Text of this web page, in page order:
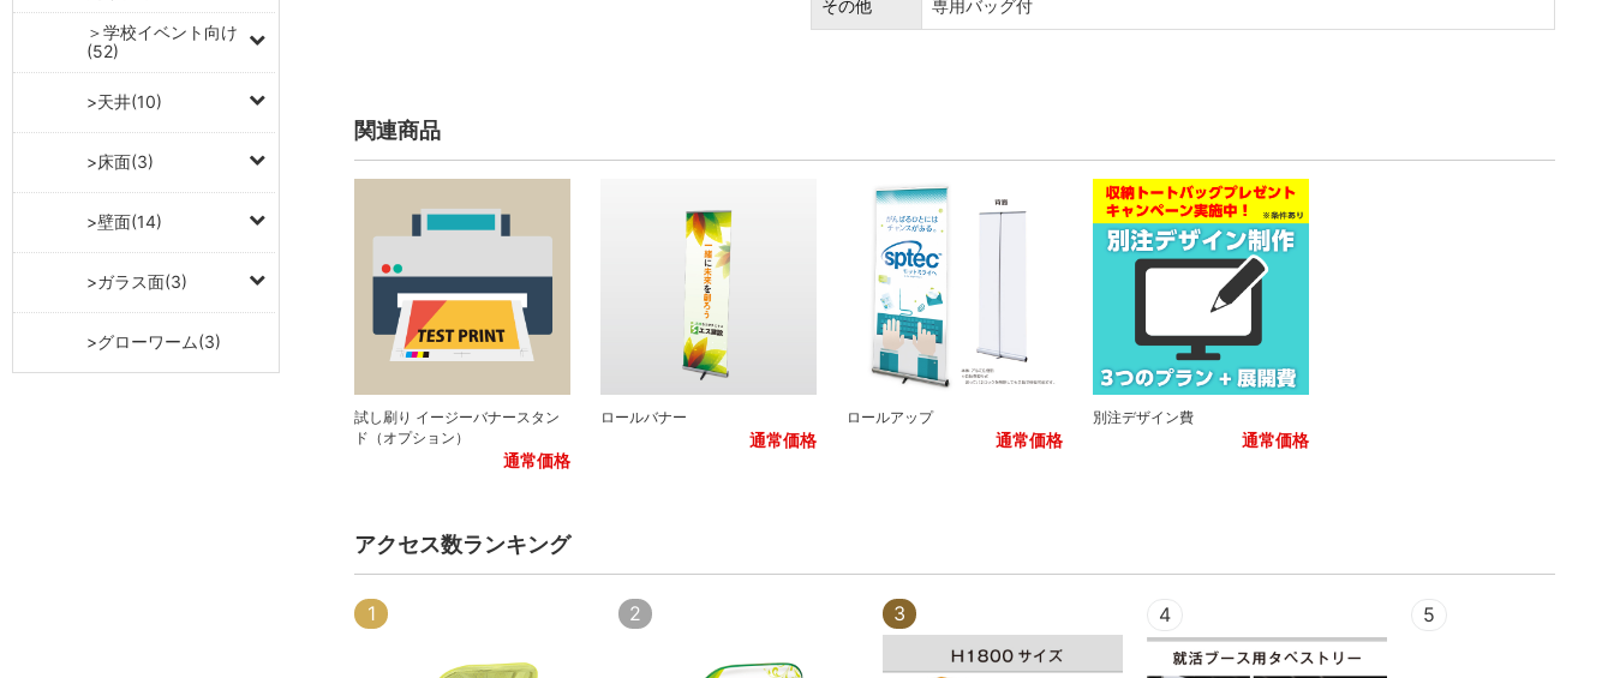
＞学校イベント向け
(52)
>天井(10)
>床面(3)
>壁面(14)
>ガラス面(3)
>グローワーム(3)
その他 専用バッグ付
関連商品
試し刷り イージーバナースタン
ド（オプション）
通常価格
ロールバナー
通常価格
ロールアップ
通常価格
別注デザイン費
通常価格
アクセス数ランキング
1 2 3 4 5